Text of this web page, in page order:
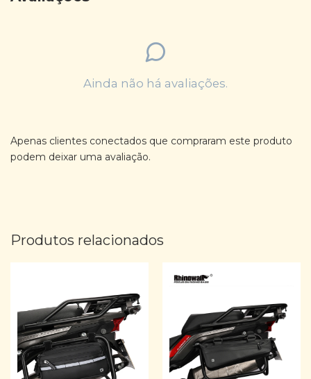
Ainda não há avaliações.
Apenas clientes conectados que compraram este produto
podem deixar uma avaliação.
Produtos relacionados